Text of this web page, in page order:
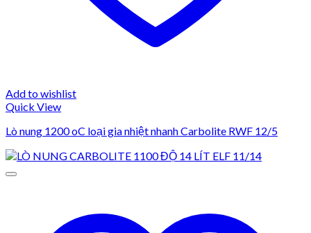
Add to wishlist
Quick View
Lò nung 1200 oC loại gia nhiệt nhanh Carbolite RWF 12/5